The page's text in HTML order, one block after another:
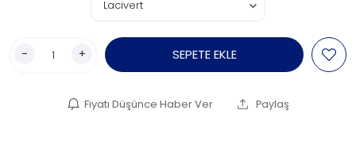
- + SEPETE EKLE
Fiyatı Düşünce Haber Ver Paylaş